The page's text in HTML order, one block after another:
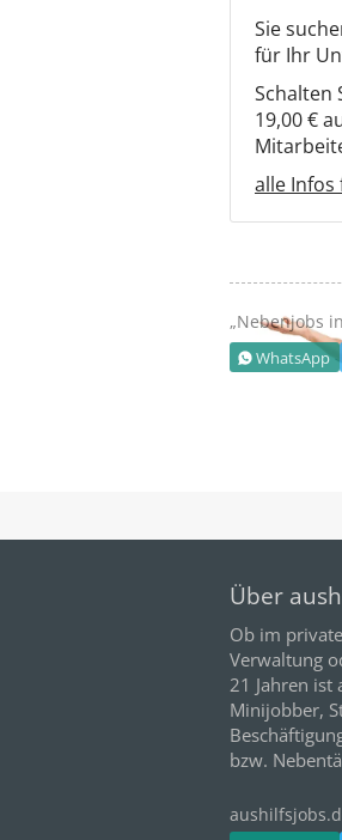
Sie
für Ihr
Schalten
19,00 €
alle
„Nebenjobs
WhatsApp
Über
Ob im
Verwaltung
21 Jahren ist
Minijobber,
bzw.